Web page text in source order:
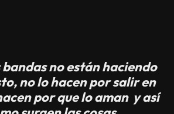
bandas no están haciendo
no lo hacen por salir en
por que lo aman y así